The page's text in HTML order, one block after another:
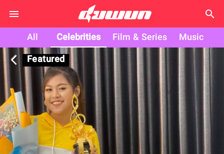
search
All Celebrities Film & Series
Music
Featured
arrow_back_ios